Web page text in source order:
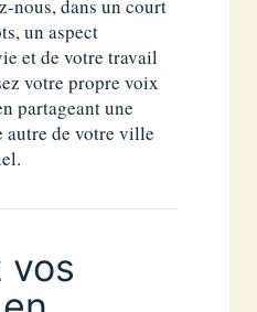
nous, dans un court
un aspect
et de votre travail
votre propre voix
partageant une
autre de votre ville
vos